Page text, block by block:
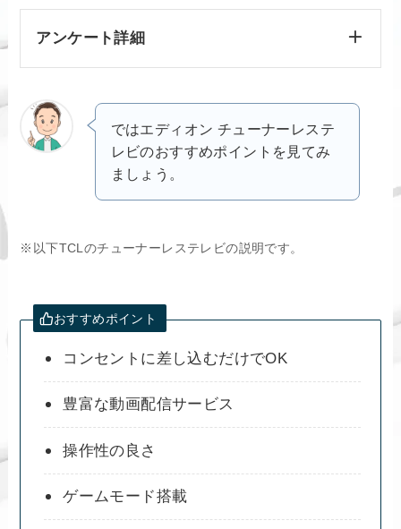
アンケート詳細
ではエディオン チューナーレステ
レビのおすすめポイントを見てみ
ましょう。
※以下TCLのチューナーレステレビの説明です。
おすすめポイント
コンセントに差し込むだけでOK
豊富な動画配信サービス
操作性の良さ
ゲームモード搭載